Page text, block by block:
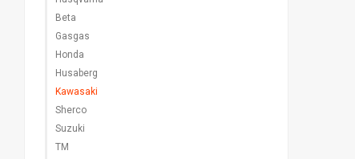
Beta
Gasgas
Honda
Husaberg
Kawasaki
Sherco
Suzuki
TM